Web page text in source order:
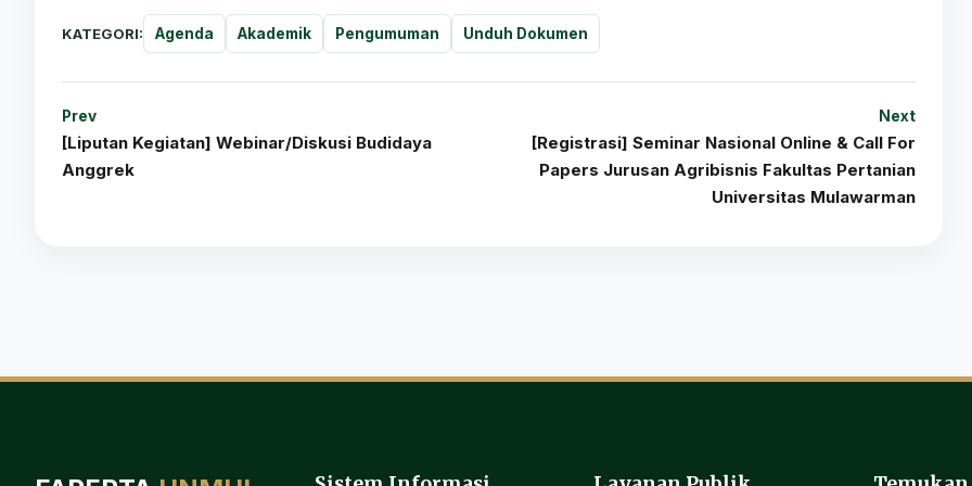
KATEGORI: Agenda Akademik Pengumuman Unduh Dokumen
Prev
[Liputan Kegiatan] Webinar/Diskusi Budidaya
Anggrek
Next
[Registrasi] Seminar Nasional Online & Call For
Papers Jurusan Agribisnis Fakultas Pertanian
Universitas Mulawarman